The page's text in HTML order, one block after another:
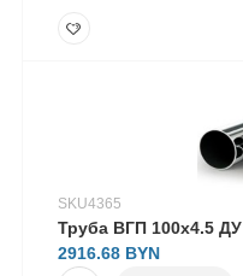
SKU4365
Труба ВГП 100х4.5 ДУ
2916.68